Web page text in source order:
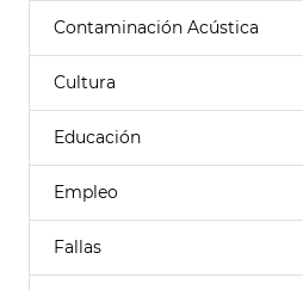
Contaminación Acústica
Cultura
Educación
Empleo
Fallas